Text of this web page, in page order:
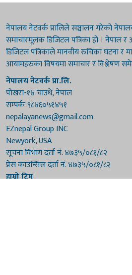
नेपालय नेटवर्क प्रालिले सञ्चालन गरेको
समाचारमूलक डिजिटल पत्रिका हो । नेपाल र
डिजिटल पत्रिकाले मानवीय रुचिका घटना र
आयामहरुका विषयमा समाचार र विश्लेषण
नेपालय नेटवर्क प्रा.लि.
पोखरा-१४ चाउथे, नेपाल
सम्पर्कः ९८४६०५१४५१
nepalayanews@gmail.com
EZnepal Group INC
Newyork, USA
सूचना विभाग दर्ता नं. ४७३५/०८१/८२
प्रेस काउन्सिल दर्ता नं. ४७३५/०८१/८२
हाम्रो टिम